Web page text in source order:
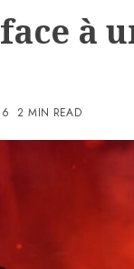
à
2 MIN READ